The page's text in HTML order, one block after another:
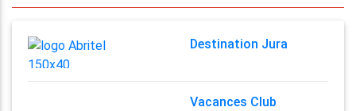
Destination Jura
Vacances Club